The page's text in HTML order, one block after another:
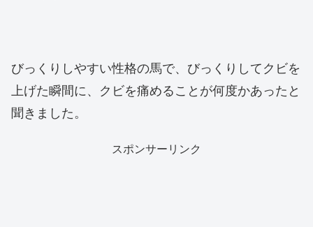
びっくりしやすい性格の馬で、びっくりしてクビを
上げた瞬間に、クビを痛めることが何度かあったと
聞きました。
スポンサーリンク